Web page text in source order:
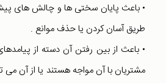
• باعث پایان سختی ها و چالش های
طریق آسان کردن یا حذف موانع .
• باعث از بین رفتن آن دسته از
مشتریان با آن مواجه هستند یا از آن